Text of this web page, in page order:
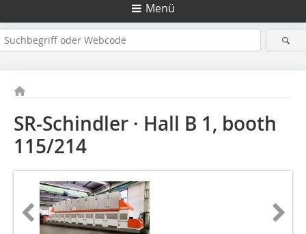
Menü
SR-Schindler · Hall B 1, booth
115/214